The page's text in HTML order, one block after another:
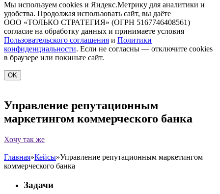
Мы используем cookies и Яндекс.Метрику для аналитики и
удобства. Продолжая использовать сайт, вы даёте
ООО «ТОЛЬКО СТРАТЕГИЯ» (ОГРН 5167746408561)
согласие на обработку данных и принимаете условия
Пользовательского соглашения и Политики
конфиденциальности. Если не согласны — отключите cookies
в браузере или покиньте сайт.
OK
Управление репутационным
маркетингом коммерческого банка
Хочу так же
Главная»Кейсы»Управление репутационным маркетингом
коммерческого банка
Задачи